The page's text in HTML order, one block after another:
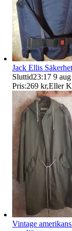
Jack Ellis
Sluttid23:17 9
Pris:269 kr,Eller
Vintage